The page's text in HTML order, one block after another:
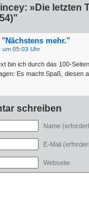
»Die letzten
"Nächstens mehr."
um 05:03 Uhr
bin ich durch das 100-
Es macht Spaß, die­sen
schreiben
Name
E-Mail
Webseite